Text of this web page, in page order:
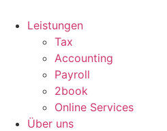
Leistungen
Tax
Accounting
Payroll
2book
Online Services
Über uns